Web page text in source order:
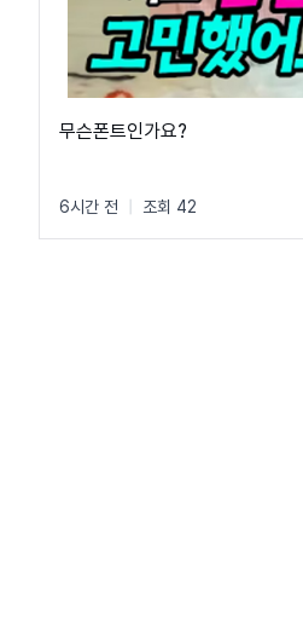
무슨폰트인가요?
6시간 전 조회 42